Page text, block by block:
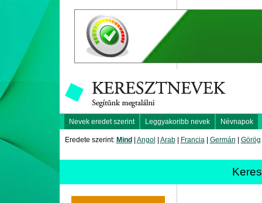
Nevek eredet szerint Leggyakoribb nevek Névnapok
Eredete szerint: Mind Angol Arab| Francia| Germán Görög